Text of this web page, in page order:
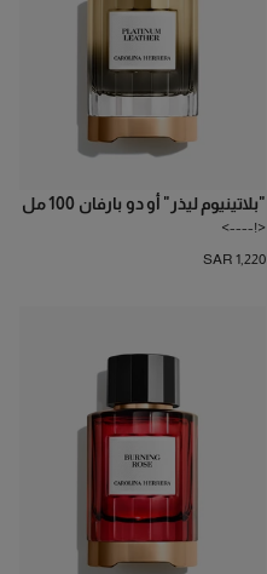
"بلاتينيوم ليذر" أو دو بارفان 100 مل
<!---->
SAR 1,220